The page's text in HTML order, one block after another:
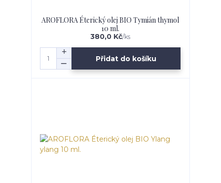
AROFLORA Éterický olej BIO Tymián thymol
10 ml.
380,0 Kč/ks
Přidat do košíku